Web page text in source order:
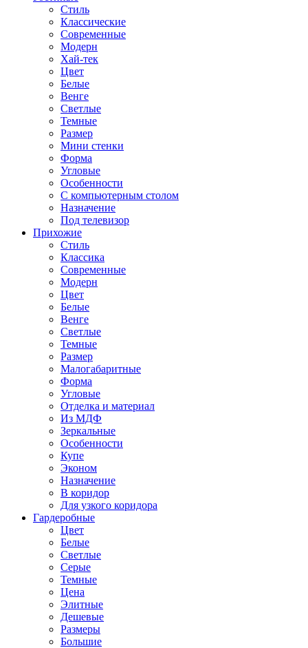
Стиль
Классические
Современные
Модерн
Хай-тек
Цвет
Белые
Венге
Светлые
Темные
Размер
Мини стенки
Форма
Угловые
Особенности
С компьютерным столом
Назначение
Под телевизор
Прихожие
Стиль
Классика
Современные
Модерн
Цвет
Белые
Венге
Светлые
Темные
Размер
Малогабаритные
Форма
Угловые
Отделка и материал
Из МДФ
Зеркальные
Особенности
Купе
Эконом
Назначение
В коридор
Для узкого коридора
Гардеробные
Цвет
Белые
Светлые
Серые
Темные
Цена
Элитные
Дешевые
Размеры
Большие